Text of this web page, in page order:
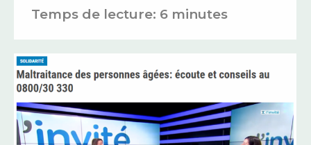
Temps de lecture: 6 minutes